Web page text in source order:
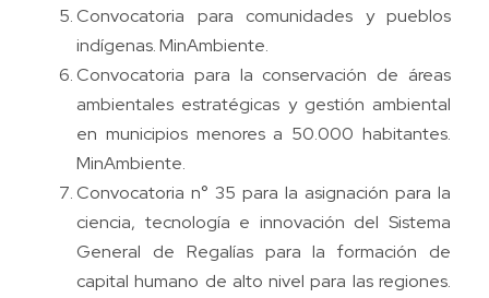
Convocatoria para comunidades y pueblos
indígenas. MinAmbiente.
Convocatoria para la conservación de áreas
ambientales estratégicas y gestión ambiental
en municipios menores a 50.000 habitantes.
MinAmbiente.
Convocatoria n° 35 para la asignación para la
ciencia, tecnología e innovación del Sistema
General de Regalías para la formación de
capital humano de alto nivel para las regiones.